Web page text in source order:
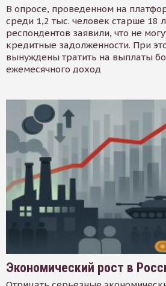
В опросе, проведенном на
среди 1,2 тыс. человек старше 18
респондентов заявили, что не
кредитные задолженности. При
вынуждены тратить на выплаты
ежемесячного доход
Экономический рост в